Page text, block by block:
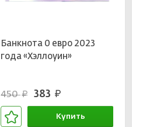
Банкнота 0 евро 2023
года «Хэллоуин»
450руб. 383 руб.
Купить